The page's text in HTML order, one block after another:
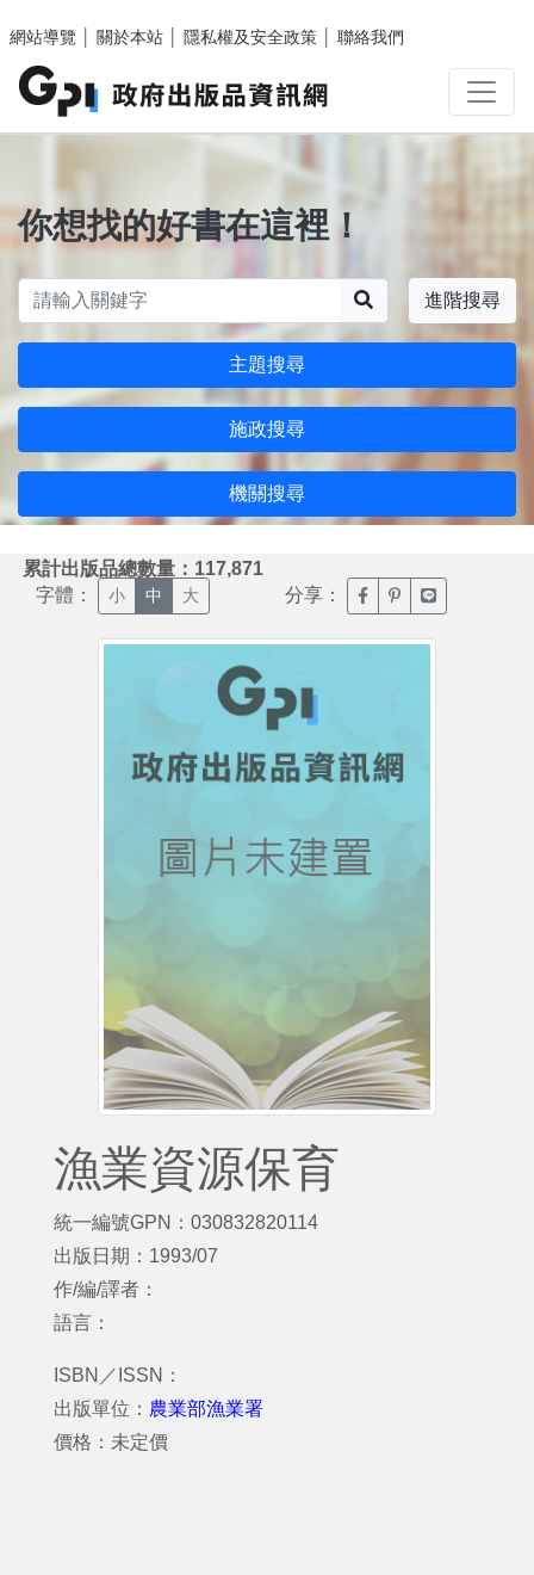
網站導覽
關於本站 隱私權及安全政策 聯絡我們
你想找的好書在這裡！
進階搜尋
主題搜尋
施政搜尋
機關搜尋
累計出版品總數量：117,871
字體： 小 中 大 分享： 臉書分享(另開新視窗)
噗浪分享(另開新
Line分享(另
漁業資源保育
統一編號GPN：030832820114
出版日期：1993/07
作/編/譯者：
語言：
ISBN／ISSN：
出版單位： 農業部漁業署
價格：未定價